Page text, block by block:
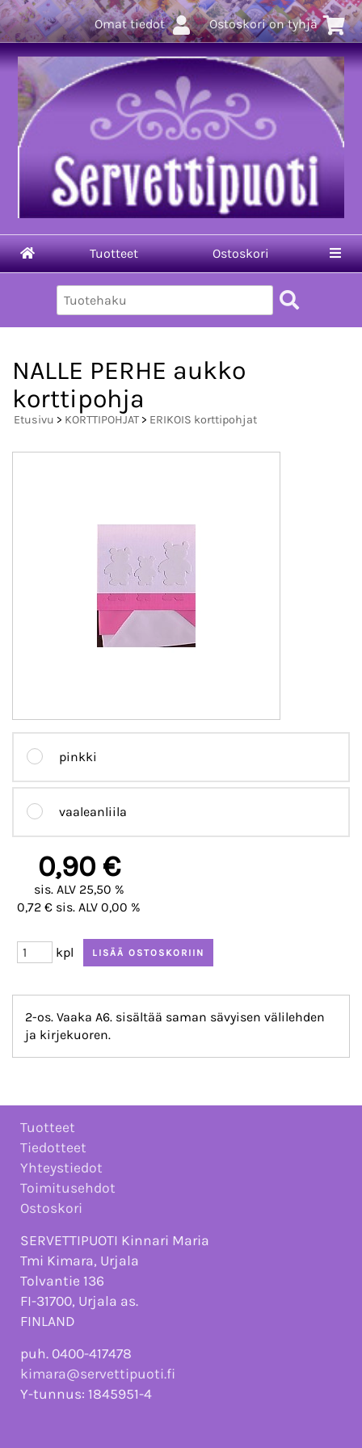
Omat tiedot Ostoskori on tyhjä
Tuotteet Ostoskori
NALLE PERHE aukko
korttipohja
Etusivu > KORTTIPOHJAT> ERIKOIS korttipohjat
pinkki
vaaleanliila
0,90 €
sis. ALV 25,50 %
0,72 € sis. ALV 0,00 %
kpl
2-os. Vaaka A6. sisältää saman sävyisen välilehden
ja kirjekuoren.
Tuotteet
Tiedotteet
Yhteystiedot
Toimitusehdot
Ostoskori
SERVETTIPUOTI Kinnari Maria
Tmi Kimara, Urjala
Tolvantie 136
FI-31700, Urjala as.
FINLAND
puh. 0400-417478
kimara@servettipuoti.fi
Y-tunnus: 1845951-4